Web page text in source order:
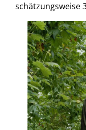
schätzungsweise